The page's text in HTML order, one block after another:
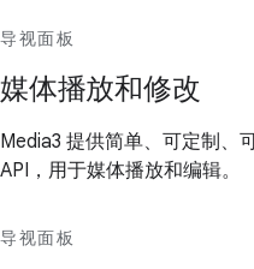
导视面板
媒体播放和修改
Media3 提供简单、可定制、
API，用于媒体播放和编辑。
导视面板